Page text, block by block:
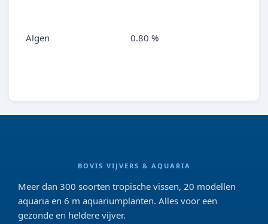
Algen 0.80 %
BOVIS VIJVERS & AQUARIA
Meer dan 300 soorten tropische vissen, 20 modellen
aquaria en 6 m aquariumplanten. Alles voor een
gezonde en heldere vijver.